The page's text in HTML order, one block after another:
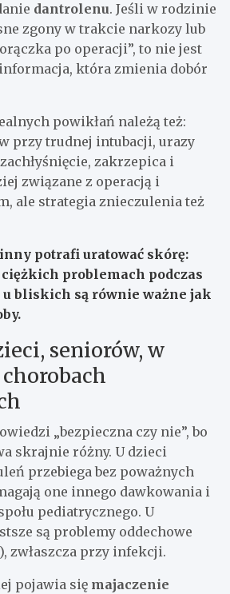
dantrolenu. Jeśli w rodzinie
zgony w trakcie narkozy lub
po operacji”, to nie jest
która zmienia dobór
powikłań należą też:
przy trudnej intubacji, urazy
zakrzepica i
związane z operacją i
ale strategia znieczulenia też
potrafi uratować skórę:
problemach podczas
bliskich są równie ważne jak
seniorów, w
„bezpieczna czy nie”, bo
skrajnie różny. U dzieci
przebiega bez poważnych
one innego dawkowania i
pediatrycznego. U
są problemy oddechowe
zwłaszcza przy infekcji.
pojawia się majaczenie